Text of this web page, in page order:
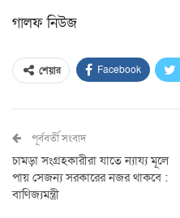
গালফ নিউজ
শেয়ার Facebook
পূর্ববর্তী সংবাদ
চামড়া সংগ্রহকারীরা যাতে ন্যায্য মূলে
পায় সেজন্য সরকারের নজর থাকবে :
বাণিজ্যমন্ত্রী